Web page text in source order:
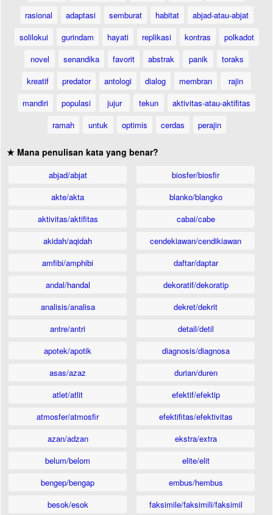
rasional
adaptasi semburat habitat
abjad-atau-abjat
solilokui
gurindam hayati replikasi kontras
polkadot
novel
senandika favorit abstrak panik
toraks
kreatif
predator antologi dialog membran
rajin
mandiri
populasi jujur tekun
aktivitas-atau-aktifitas
ramah
untuk optimis cerdas perajin
★ Mana penulisan kata yang benar?
abjad/abjat
akte/akta
aktivitas/aktifitas
akidah/aqidah
amfibi/amphibi
andal/handal
analisis/analisa
antre/antri
apotek/apotik
asas/azaz
atlet/atlit
atmosfer/atmosfir
azan/adzan
belum/belom
bengep/bengap
besok/esok
biosfer/biosfir
blanko/blangko
cabai/cabe
cendekiawan/cendikiawan
daftar/daptar
dekoratif/dekoratip
dekret/dekrit
detail/detil
diagnosis/diagnosa
durian/duren
efektif/efektip
efektifitas/efektivitas
ekstra/extra
elite/elit
embus/hembus
faksimile/faksimili/faksimil